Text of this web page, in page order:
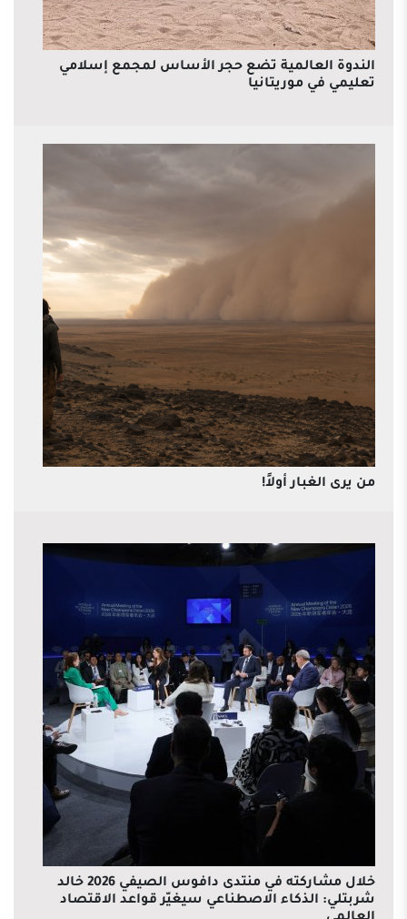
الندوة العالمية تضع حجر الأساس لمجمع إسلامي
تعليمي في موريتانيا
من يرى الغبار أولاً!
خلال مشاركته في منتدى دافوس الصيفي 2026 خالد
شربتلي: الذكاء الاصطناعي سيغيّر قواعد الاقتصاد